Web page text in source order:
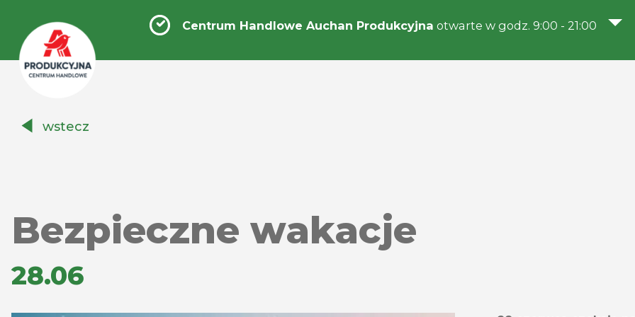
Handlowe
Centrum Handlowe Auchan Produkcyjna otwarte w godz. 9:00 - 21:00
wstecz
Bezpieczne wakacje
28.06